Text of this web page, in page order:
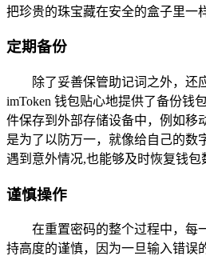
把珍贵的珠宝藏在安全的盒子里一
定期备份
除了妥善保管助记词之外，还
imToken 钱包贴心地提供了备份钱
件保存到外部存储设备中，例如移
是为了以防万一，就像给自己的数
遇到意外情况,也能够及时恢复钱包
谨慎操作
在重置密码的整个过程中，每
持高度的谨慎，因为一旦输入错误